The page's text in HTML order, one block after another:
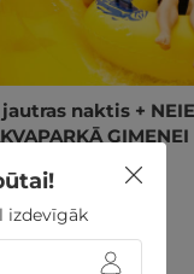
naktis +
ĢIMENEI
414€
izdevīgāk